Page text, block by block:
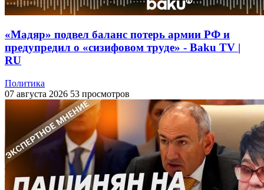
«Мадяр» подвел баланс потерь армии РФ и
предупредил о «сизифовом труде» - Baku TV |
RU
Политика
07 августа 2026 53 просмотров